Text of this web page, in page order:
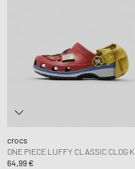
crocs
ONE PIECE LUFFY CLASSIC CLOG K
64,99 €